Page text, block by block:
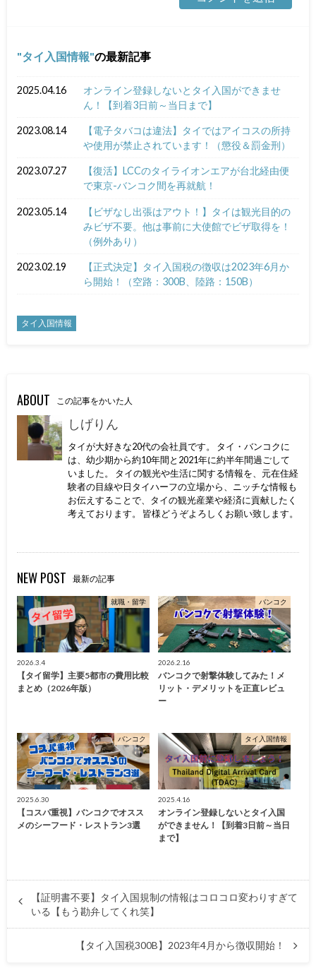
タイ入国情報 の最新記事
2025.04.16
オンライン登録しないとタイ入国ができませ
ん！【到着3日前～当日まで】
2023.08.14
【電子タバコは違法】タイではアイコスの所持
や使用が禁止されています！（懲役＆罰金刑）
2023.07.27
【復活】LCCのタイライオンエアが台北経由便
で東京-バンコク間を再就航！
2023.05.14
【ビザなし出張はアウト！】タイは観光目的の
みビザ不要。他は事前に大使館でビザ取得を！
（例外あり）
2023.02.19
【正式決定】タイ入国税の徴収は2023年6月か
ら開始！（空路：300B、陸路：150B）
タイ入国情報
ABOUT この記事をかいた人
しげりん
タイが大好きな20代の会社員です。 タイ・バンコクに
は、幼少期から約10年間と2021年に約半年間過ごして
いました。 タイの観光や生活に関する情報を、元在住経
験者の目線や日タイハーフの立場から、ニッチな情報も
お伝えすることで、タイの観光産業や経済に貢献したく
考えております。 皆様どうぞよろしくお願い致します。
NEW POST 最新の記事
就職・留学
2026.3.4
【タイ留学】主要5都市の費用比較
まとめ（2026年版）
バンコク
2026.2.16
バンコクで射撃体験してみた！メ
リット・デメリットを正直レビュ
ー
バンコク
2025.6.30
【コスパ重視】バンコクでオスス
メのシーフード・レストラン3選
タイ入国情報
2025.4.16
オンライン登録しないとタイ入国
ができません！【到着3日前～当日
まで】
【証明書不要】タイ入国規制の情報はコロコロ変わりすぎて
いる【もう勘弁してくれ笑】
【タイ入国税300B】2023年4月から徴収開始！